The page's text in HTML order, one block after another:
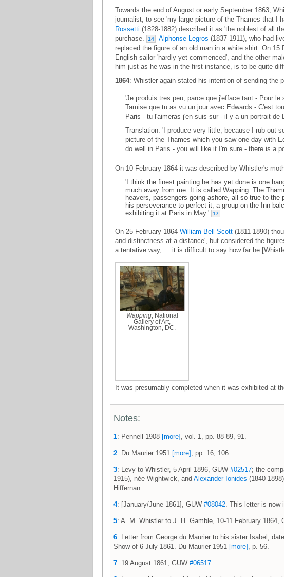
Towards the end of August or early September 1863,
journalist, to see 'my large picture of the Thames that I
Rossetti (1828-1882) described it as 'the noblest of all
purchase.
14 Alphonse Legros (1837-1911), who had
replaced the figure of an old man in a white shirt. On
English sailor 'hardly yet commenced', and the other
him just as he was in the first instance, is to be quite
1864: Whistler again stated his intention of sending the
'Je produis tres peu, parce que j'efface tant - Pour
Tamise que tu as vu un jour avec Edwards - C'est
Paris - tu l'aimeras j'en suis sur - il y a un portrait
Translation: 'I produce very little, because I rub out
picture of the Thames which you saw one day with
do well in Paris - you will like it I'm sure - there is a
On 10 February 1864 it was described by Whistler's
'I think the finest painting he has yet done is one
much away from me. It is called Wapping. The
heavers, passengers going ashore, all so true to
his perseverance to perfect it, a group on the Inn
exhibiting it at Paris in May.'
17
On 25 February 1864 William Bell Scott (1811-1890)
and distinctness at a distance', but considered the
a tentative way, ... it is difficult to say how far he
Wapping, National
Gallery of Art,
Washington, DC.
It was presumably completed when it was exhibited at
Notes:
1: Pennell 1908 [more] , vol. 1, pp. 88-89, 91.
2: Du Maurier 1951 [more] , pp. 16, 106.
3: Levy to Whistler, 5 April 1896, GUW #02517; the
1915), née Wightwick, and Alexander Ionides (1840-
Hiffernan.
4: [January/June 1861], GUW #08042. This letter is now
5: A. M. Whistler to J. H. Gamble, 10-11 February 1864,
6: Letter from George du Maurier to his sister Isabel,
Show of 6 July 1861. Du Maurier 1951 [more] , p. 56.
7: 19 August 1861, GUW #06517.